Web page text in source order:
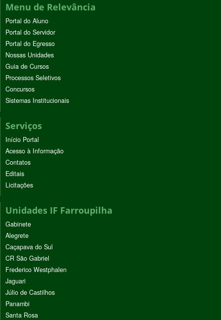
Menu de Relevância
Portal do Aluno
Portal do Servidor
Portal do Egresso
Nossas Unidades
Guia de Cursos
Processos Seletivos
Concursos
Sistemas Institucionais
Serviços
Início Portal
Acesso à Informação
Contatos
Editais
Licitações
Unidades IF Farroupilha
Gabinete
Alegrete
Caçapava do Sul
CR São Gabriel
Frederico Westphalen
Jaguari
Júlio de Castilhos
Panambi
Santa Rosa